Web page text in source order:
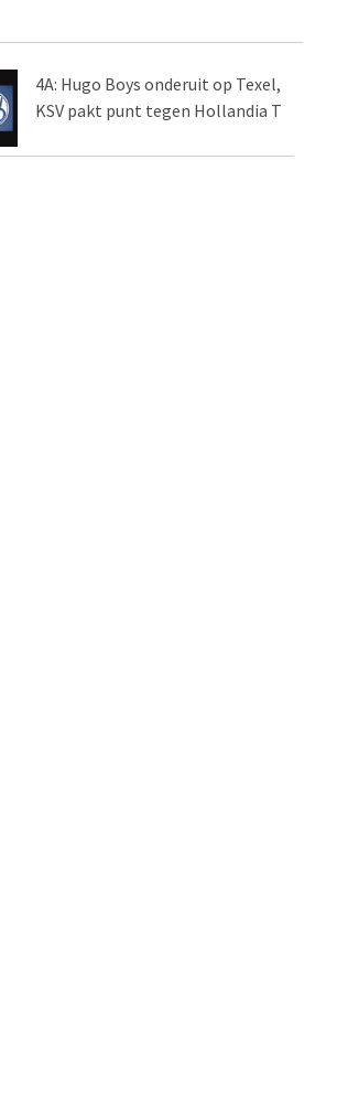
4A: Hugo Boys onderuit op Texel,
KSV pakt punt tegen Hollandia T